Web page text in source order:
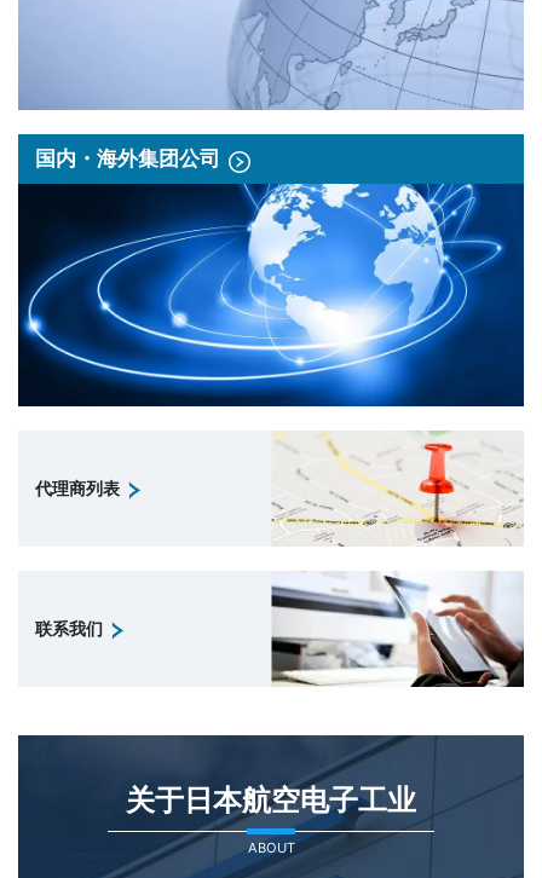
国内・海外集团公司
代理商列表
联系我们
关于日本航空电子工业
ABOUT